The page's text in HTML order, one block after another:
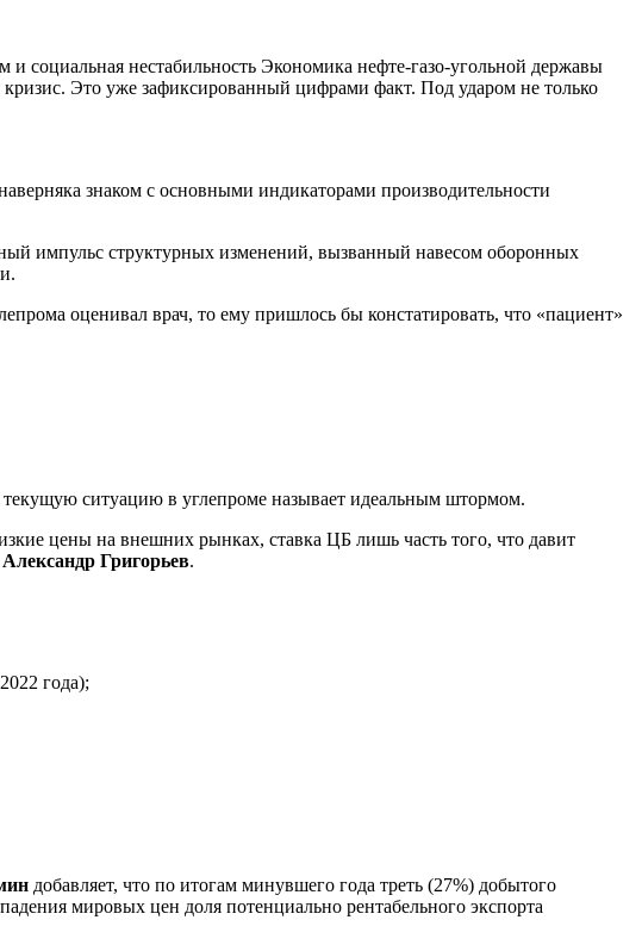
социальная нестабильность Экономика нефте-газо-угольной державы
Это уже зафиксированный цифрами факт. Под ударом не только
знаком с основными индикаторами производительности
импульс структурных изменений, вызванный навесом оборонных
оценивал врач, то ему пришлось бы констатировать, что «пациент»
текущую ситуацию в углепроме называет идеальным штормом.
цены на внешних рынках, ставка ЦБ лишь часть того, что давит
Александр Григорьев.
года);
добавляет, что по итогам минувшего года треть (27%) добытого
мировых цен доля потенциально рентабельного экспорта